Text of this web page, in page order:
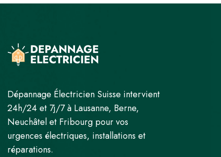
Dépannage Électricien Suisse intervient
24h/24 et 7j/7 à Lausanne, Berne,
Neuchâtel et Fribourg pour vos
urgences électriques, installations et
réparations.